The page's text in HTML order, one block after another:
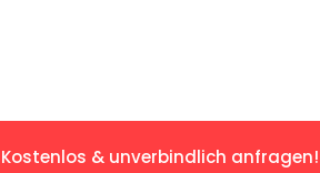
Kostenlos & unverbindlich anfragen!